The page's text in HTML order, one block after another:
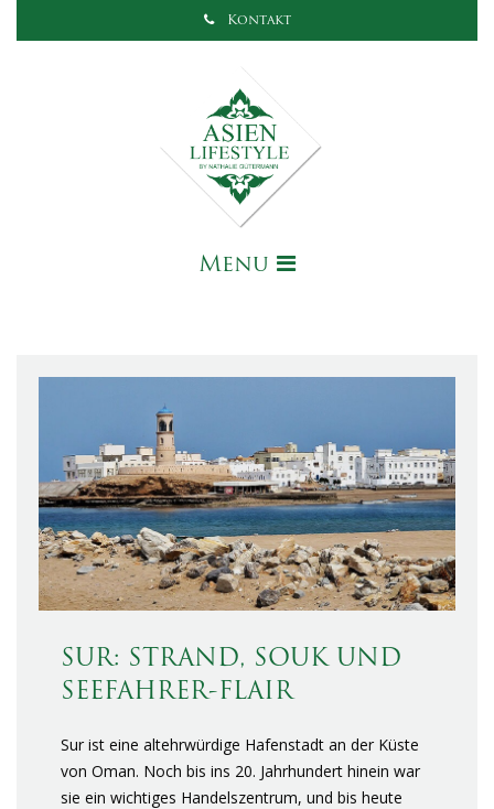
Kontakt
Menu
SUR: STRAND, SOUK UND
SEEFAHRER-FLAIR
Sur ist eine altehrwürdige Hafenstadt an der Küste
von Oman. Noch bis ins 20. Jahrhundert hinein war
sie ein wichtiges Handelszentrum, und bis heute